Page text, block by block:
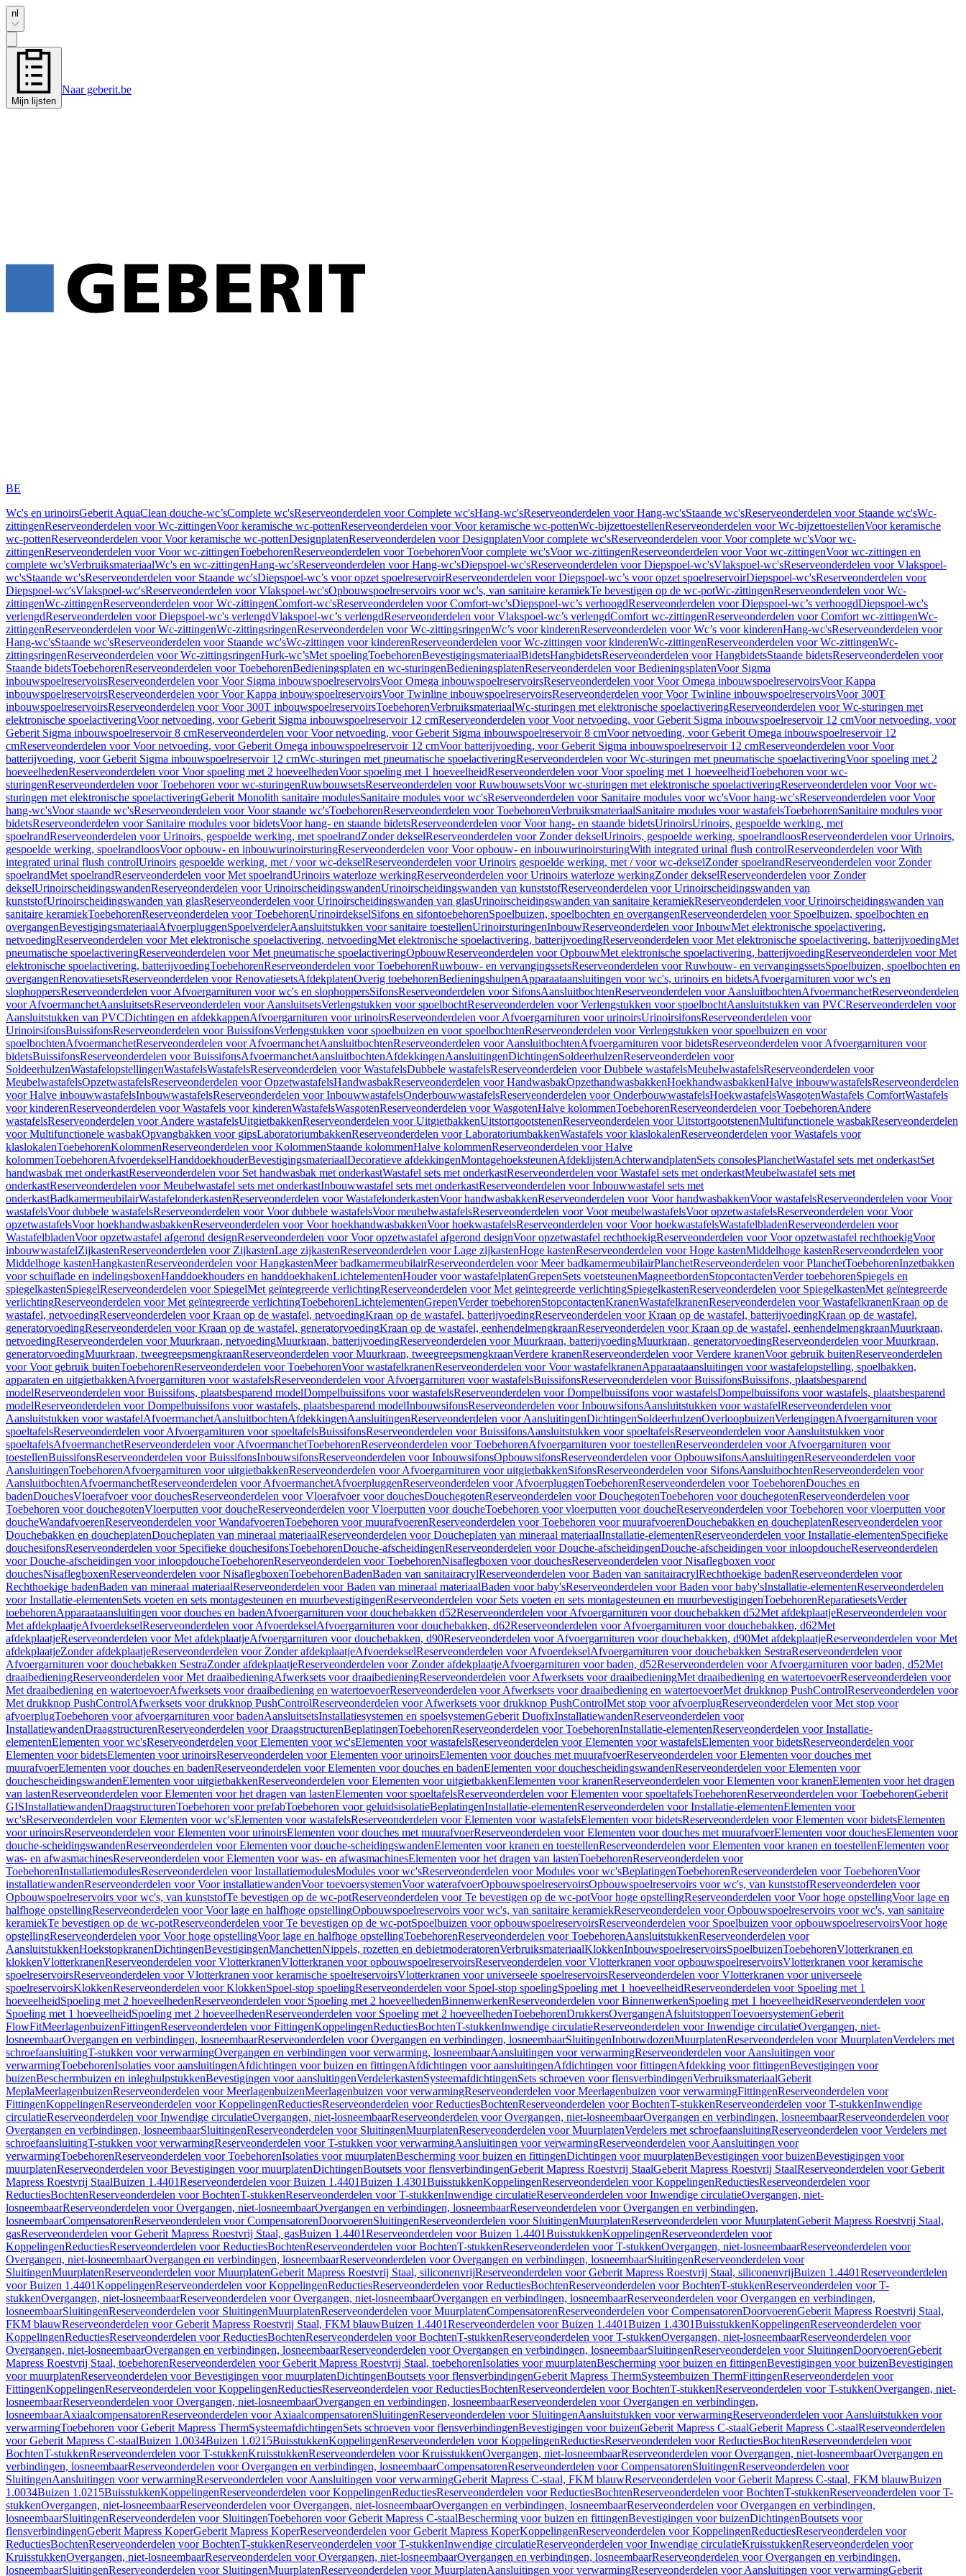
nl
Mijn lijsten
Naar geberit.be
BE
Wc's en urinoirsGeberit AquaClean douche-wc’sComplete wc'sReserveonderdelen voor Complete wc'sHang-wc'sReserveonderdelen voor Hang-wc'sStaande wc'sReserveonderdelen voor Staande wc'sWc-
zittingenReserveonderdelen voor Wc-zittingenVoor keramische wc-pottenReserveonderdelen voor Voor keramische wc-pottenWc-bijzettoestellenReserveonderdelen voor Wc-bijzettoestellenVoor keramische
wc-pottenReserveonderdelen voor Voor keramische wc-pottenDesignplatenReserveonderdelen voor DesignplatenVoor complete wc'sReserveonderdelen voor Voor complete wc'sVoor wc-
zittingenReserveonderdelen voor Voor wc-zittingenToebehorenReserveonderdelen voor ToebehorenVoor complete wc'sVoor wc-zittingenReserveonderdelen voor Voor wc-zittingenVoor wc-zittingen en
complete wc'sVerbruiksmateriaalWc's en wc-zittingenHang-wc'sReserveonderdelen voor Hang-wc'sDiepspoel-wc'sReserveonderdelen voor Diepspoel-wc'sVlakspoel-wc'sReserveonderdelen voor Vlakspoel-
wc'sStaande wc'sReserveonderdelen voor Staande wc'sDiepspoel-wc’s voor opzet spoelreservoirReserveonderdelen voor Diepspoel-wc’s voor opzet spoelreservoirDiepspoel-wc'sReserveonderdelen voor
Diepspoel-wc'sVlakspoel-wc'sReserveonderdelen voor Vlakspoel-wc'sOpbouwspoelreservoirs voor wc's, van sanitaire keramiekTe bevestigen op de wc-potWc-zittingenReserveonderdelen voor Wc-
zittingenWc-zittingenReserveonderdelen voor Wc-zittingenComfort-wc'sReserveonderdelen voor Comfort-wc'sDiepspoel-wc’s verhoogdReserveonderdelen voor Diepspoel-wc’s verhoogdDiepspoel-wc's
verlengdReserveonderdelen voor Diepspoel-wc's verlengdVlakspoel-wc’s verlengdReserveonderdelen voor Vlakspoel-wc’s verlengdComfort wc-zittingenReserveonderdelen voor Comfort wc-zittingenWc-
zittingenReserveonderdelen voor Wc-zittingenWc-zittingsringenReserveonderdelen voor Wc-zittingsringenWc’s voor kinderenReserveonderdelen voor Wc’s voor kinderenHang-wc'sReserveonderdelen voor
Hang-wc'sStaande wc'sReserveonderdelen voor Staande wc'sWc-zittingen voor kinderenReserveonderdelen voor Wc-zittingen voor kinderenWc-zittingenReserveonderdelen voor Wc-zittingenWc-
zittingsringenReserveonderdelen voor Wc-zittingsringenHurk-wc’sMet spoelingToebehorenBevestigingsmateriaalBidetsHangbidetsReserveonderdelen voor HangbidetsStaande bidetsReserveonderdelen voor
Staande bidetsToebehorenReserveonderdelen voor ToebehorenBedieningsplaten en wc-sturingenBedieningsplatenReserveonderdelen voor BedieningsplatenVoor Sigma
inbouwspoelreservoirsReserveonderdelen voor Voor Sigma inbouwspoelreservoirsVoor Omega inbouwspoelreservoirsReserveonderdelen voor Voor Omega inbouwspoelreservoirsVoor Kappa
inbouwspoelreservoirsReserveonderdelen voor Voor Kappa inbouwspoelreservoirsVoor Twinline inbouwspoelreservoirsReserveonderdelen voor Voor Twinline inbouwspoelreservoirsVoor 300T
inbouwspoelreservoirsReserveonderdelen voor Voor 300T inbouwspoelreservoirsToebehorenVerbruiksmateriaalWc-sturingen met elektronische spoelactiveringReserveonderdelen voor Wc-sturingen met
elektronische spoelactiveringVoor netvoeding, voor Geberit Sigma inbouwspoelreservoir 12 cmReserveonderdelen voor Voor netvoeding, voor Geberit Sigma inbouwspoelreservoir 12 cmVoor netvoeding, voor
Geberit Sigma inbouwspoelreservoir 8 cmReserveonderdelen voor Voor netvoeding, voor Geberit Sigma inbouwspoelreservoir 8 cmVoor netvoeding, voor Geberit Omega inbouwspoelreservoir 12
cmReserveonderdelen voor Voor netvoeding, voor Geberit Omega inbouwspoelreservoir 12 cmVoor batterijvoeding, voor Geberit Sigma inbouwspoelreservoir 12 cmReserveonderdelen voor Voor
batterijvoeding, voor Geberit Sigma inbouwspoelreservoir 12 cmWc-sturingen met pneumatische spoelactiveringReserveonderdelen voor Wc-sturingen met pneumatische spoelactiveringVoor spoeling met 2
hoeveelhedenReserveonderdelen voor Voor spoeling met 2 hoeveelhedenVoor spoeling met 1 hoeveelheidReserveonderdelen voor Voor spoeling met 1 hoeveelheidToebehoren voor wc-
sturingenReserveonderdelen voor Toebehoren voor wc-sturingenRuwbouwsetsReserveonderdelen voor RuwbouwsetsVoor wc-sturingen met elektronische spoelactiveringReserveonderdelen voor Voor wc-
sturingen met elektronische spoelactiveringGeberit Monolith sanitaire modulesSanitaire modules voor wc'sReserveonderdelen voor Sanitaire modules voor wc'sVoor hang-wc'sReserveonderdelen voor Voor
hang-wc'sVoor staande wc'sReserveonderdelen voor Voor staande wc'sToebehorenReserveonderdelen voor ToebehorenVerbruiksmateriaalSanitaire modules voor wastafelsToebehorenSanitaire modules voor
bidetsReserveonderdelen voor Sanitaire modules voor bidetsVoor hang- en staande bidetsReserveonderdelen voor Voor hang- en staande bidetsUrinoirsUrinoirs, gespoelde werking, met
spoelrandReserveonderdelen voor Urinoirs, gespoelde werking, met spoelrandZonder dekselReserveonderdelen voor Zonder dekselUrinoirs, gespoelde werking, spoelrandloosReserveonderdelen voor Urinoirs,
gespoelde werking, spoelrandloosVoor opbouw- en inbouwurinoirsturingReserveonderdelen voor Voor opbouw- en inbouwurinoirsturingWith integrated urinal flush controlReserveonderdelen voor With
integrated urinal flush controlUrinoirs gespoelde werking, met / voor wc-dekselReserveonderdelen voor Urinoirs gespoelde werking, met / voor wc-dekselZonder spoelrandReserveonderdelen voor Zonder
spoelrandMet spoelrandReserveonderdelen voor Met spoelrandUrinoirs waterloze werkingReserveonderdelen voor Urinoirs waterloze werkingZonder dekselReserveonderdelen voor Zonder
dekselUrinoirscheidingswandenReserveonderdelen voor UrinoirscheidingswandenUrinoirscheidingswanden van kunststofReserveonderdelen voor Urinoirscheidingswanden van
kunststofUrinoirscheidingswanden van glasReserveonderdelen voor Urinoirscheidingswanden van glasUrinoirscheidingswanden van sanitaire keramiekReserveonderdelen voor Urinoirscheidingswanden van
sanitaire keramiekToebehorenReserveonderdelen voor ToebehorenUrinoirdekselSifons en sifontoebehorenSpoelbuizen, spoelbochten en overgangenReserveonderdelen voor Spoelbuizen, spoelbochten en
overgangenBevestigingsmateriaalAfvoerpluggenSpoelverdelerAansluitstukken voor sanitaire toestellenUrinoirsturingenInbouwReserveonderdelen voor InbouwMet elektronische spoelactivering,
netvoedingReserveonderdelen voor Met elektronische spoelactivering, netvoedingMet elektronische spoelactivering, batterijvoedingReserveonderdelen voor Met elektronische spoelactivering, batterijvoedingMet
pneumatische spoelactiveringReserveonderdelen voor Met pneumatische spoelactiveringOpbouwReserveonderdelen voor OpbouwMet elektronische spoelactivering, batterijvoedingReserveonderdelen voor Met
elektronische spoelactivering, batterijvoedingToebehorenReserveonderdelen voor ToebehorenRuwbouw- en vervangingssetsReserveonderdelen voor Ruwbouw- en vervangingssetsSpoelbuizen, spoelbochten en
overgangenRenovatiesetsReserveonderdelen voor RenovatiesetsAfdekplatenOverig toebehorenBedieningshulpenApparaataansluitingen voor wc's, urinoirs en bidetsAfvoergarnituren voor wc's en
slophoppersReserveonderdelen voor Afvoergarnituren voor wc's en slophoppersSifonsReserveonderdelen voor SifonsAansluitbochtenReserveonderdelen voor AansluitbochtenAfvoermanchetReserveonderdelen
voor AfvoermanchetAansluitsetsReserveonderdelen voor AansluitsetsVerlengstukken voor spoelbochtReserveonderdelen voor Verlengstukken voor spoelbochtAansluitstukken van PVCReserveonderdelen voor
Aansluitstukken van PVCDichtingen en afdekkappenAfvoergarnituren voor urinoirsReserveonderdelen voor Afvoergarnituren voor urinoirsUrinoirsifonsReserveonderdelen voor
UrinoirsifonsBuissifonsReserveonderdelen voor BuissifonsVerlengstukken voor spoelbuizen en voor spoelbochtenReserveonderdelen voor Verlengstukken voor spoelbuizen en voor
spoelbochtenAfvoermanchetReserveonderdelen voor AfvoermanchetAansluitbochtenReserveonderdelen voor AansluitbochtenAfvoergarnituren voor bidetsReserveonderdelen voor Afvoergarnituren voor
bidetsBuissifonsReserveonderdelen voor BuissifonsAfvoermanchetAansluitbochtenAfdekkingenAansluitingenDichtingenSoldeerhulzenReserveonderdelen voor
SoldeerhulzenWastafelopstellingenWastafelsWastafelsReserveonderdelen voor WastafelsDubbele wastafelsReserveonderdelen voor Dubbele wastafelsMeubelwastafelsReserveonderdelen voor
MeubelwastafelsOpzetwastafelsReserveonderdelen voor OpzetwastafelsHandwasbakReserveonderdelen voor HandwasbakOpzethandwasbakkenHoekhandwasbakkenHalve inbouwwastafelsReserveonderdelen
voor Halve inbouwwastafelsInbouwwastafelsReserveonderdelen voor InbouwwastafelsOnderbouwwastafelsReserveonderdelen voor OnderbouwwastafelsHoekwastafelsWasgotenWastafels ComfortWastafels
voor kinderenReserveonderdelen voor Wastafels voor kinderenWastafelsWasgotenReserveonderdelen voor WasgotenHalve kolommenToebehorenReserveonderdelen voor ToebehorenAndere
wastafelsReserveonderdelen voor Andere wastafelsUitgietbakkenReserveonderdelen voor UitgietbakkenUitstortgootstenenReserveonderdelen voor UitstortgootstenenMultifunctionele wasbakReserveonderdelen
voor Multifunctionele wasbakOpvangbakken voor gipsLaboratoriumbakkenReserveonderdelen voor LaboratoriumbakkenWastafels voor klaslokalenReserveonderdelen voor Wastafels voor
klaslokalenToebehorenKolommenReserveonderdelen voor KolommenStaande kolommenHalve kolommenReserveonderdelen voor Halve
kolommenToebehorenAfvoerdekselHanddoekhouderBevestigingsmateriaalDecoratieve afdekkingenMontagehoeksteunenAfdeklijstenAchterwandplatenSets consolesPlanchetWastafel sets met onderkastSet
handwasbak met onderkastReserveonderdelen voor Set handwasbak met onderkastWastafel sets met onderkastReserveonderdelen voor Wastafel sets met onderkastMeubelwastafel sets met
onderkastReserveonderdelen voor Meubelwastafel sets met onderkastInbouwwastafel sets met onderkastReserveonderdelen voor Inbouwwastafel sets met
onderkastBadkamermeubilairWastafelonderkastenReserveonderdelen voor WastafelonderkastenVoor handwasbakkenReserveonderdelen voor Voor handwasbakkenVoor wastafelsReserveonderdelen voor Voor
wastafelsVoor dubbele wastafelsReserveonderdelen voor Voor dubbele wastafelsVoor meubelwastafelsReserveonderdelen voor Voor meubelwastafelsVoor opzetwastafelsReserveonderdelen voor Voor
opzetwastafelsVoor hoekhandwasbakkenReserveonderdelen voor Voor hoekhandwasbakkenVoor hoekwastafelsReserveonderdelen voor Voor hoekwastafelsWastafelbladenReserveonderdelen voor
WastafelbladenVoor opzetwastafel afgerond designReserveonderdelen voor Voor opzetwastafel afgerond designVoor opzetwastafel rechthoekigReserveonderdelen voor Voor opzetwastafel rechthoekigVoor
inbouwwastafelZijkastenReserveonderdelen voor ZijkastenLage zijkastenReserveonderdelen voor Lage zijkastenHoge kastenReserveonderdelen voor Hoge kastenMiddelhoge kastenReserveonderdelen voor
Middelhoge kastenHangkastenReserveonderdelen voor HangkastenMeer badkamermeubilairReserveonderdelen voor Meer badkamermeubilairPlanchetReserveonderdelen voor PlanchetToebehorenInzetbakken
voor schuiflade en indelingsboxenHanddoekhouders en handdoekhakenLichtelementenHouder voor wastafelplatenGrepenSets voetsteunenMagneetbordenStopcontactenVerder toebehorenSpiegels en
spiegelkastenSpiegelReserveonderdelen voor SpiegelMet geïntegreerde verlichtingReserveonderdelen voor Met geïntegreerde verlichtingSpiegelkastenReserveonderdelen voor SpiegelkastenMet geïntegreerde
verlichtingReserveonderdelen voor Met geïntegreerde verlichtingToebehorenLichtelementenGrepenVerder toebehorenStopcontactenKranenWastafelkranenReserveonderdelen voor WastafelkranenKraan op de
wastafel, netvoedingReserveonderdelen voor Kraan op de wastafel, netvoedingKraan op de wastafel, batterijvoedingReserveonderdelen voor Kraan op de wastafel, batterijvoedingKraan op de wastafel,
generatorvoedingReserveonderdelen voor Kraan op de wastafel, generatorvoedingKraan op de wastafel, eenhendelmengkraanReserveonderdelen voor Kraan op de wastafel, eenhendelmengkraanMuurkraan,
netvoedingReserveonderdelen voor Muurkraan, netvoedingMuurkraan, batterijvoedingReserveonderdelen voor Muurkraan, batterijvoedingMuurkraan, generatorvoedingReserveonderdelen voor Muurkraan,
generatorvoedingMuurkraan, tweegreepsmengkraanReserveonderdelen voor Muurkraan, tweegreepsmengkraanVerdere kranenReserveonderdelen voor Verdere kranenVoor gebruik buitenReserveonderdelen
voor Voor gebruik buitenToebehorenReserveonderdelen voor ToebehorenVoor wastafelkranenReserveonderdelen voor Voor wastafelkranenApparaataansluitingen voor wastafelopstelling, spoelbakken,
apparaten en uitgietbakkenAfvoergarnituren voor wastafelsReserveonderdelen voor Afvoergarnituren voor wastafelsBuissifonsReserveonderdelen voor BuissifonsBuissifons, plaatsbesparend
modelReserveonderdelen voor Buissifons, plaatsbesparend modelDompelbuissifons voor wastafelsReserveonderdelen voor Dompelbuissifons voor wastafelsDompelbuissifons voor wastafels, plaatsbesparend
modelReserveonderdelen voor Dompelbuissifons voor wastafels, plaatsbesparend modelInbouwsifonsReserveonderdelen voor InbouwsifonsAansluitstukken voor wastafelReserveonderdelen voor
Aansluitstukken voor wastafelAfvoermanchetAansluitbochtenAfdekkingenAansluitingenReserveonderdelen voor AansluitingenDichtingenSoldeerhulzenOverloopbuizenVerlengingenAfvoergarnituren voor
spoeltafelsReserveonderdelen voor Afvoergarnituren voor spoeltafelsBuissifonsReserveonderdelen voor BuissifonsAansluitstukken voor spoeltafelsReserveonderdelen voor Aansluitstukken voor
spoeltafelsAfvoermanchetReserveonderdelen voor AfvoermanchetToebehorenReserveonderdelen voor ToebehorenAfvoergarnituren voor toestellenReserveonderdelen voor Afvoergarnituren voor
toestellenBuissifonsReserveonderdelen voor BuissifonsInbouwsifonsReserveonderdelen voor InbouwsifonsOpbouwsifonsReserveonderdelen voor OpbouwsifonsAansluitingenReserveonderdelen voor
AansluitingenToebehorenAfvoergarnituren voor uitgietbakkenReserveonderdelen voor Afvoergarnituren voor uitgietbakkenSifonsReserveonderdelen voor SifonsAansluitbochtenReserveonderdelen voor
AansluitbochtenAfvoermanchetReserveonderdelen voor AfvoermanchetAfvoerpluggenReserveonderdelen voor AfvoerpluggenToebehorenReserveonderdelen voor ToebehorenDouches en
badenDouchesVloerafvoer voor douchesReserveonderdelen voor Vloerafvoer voor douchesDouchegotenReserveonderdelen voor DouchegotenToebehoren voor douchegotenReserveonderdelen voor
Toebehoren voor douchegotenVloerputten voor doucheReserveonderdelen voor Vloerputten voor doucheToebehoren voor vloerputten voor doucheReserveonderdelen voor Toebehoren voor vloerputten voor
doucheWandafvoerenReserveonderdelen voor WandafvoerenToebehoren voor muurafvoerenReserveonderdelen voor Toebehoren voor muurafvoerenDouchebakken en doucheplatenReserveonderdelen voor
Douchebakken en doucheplatenDoucheplaten van mineraal materiaalReserveonderdelen voor Doucheplaten van mineraal materiaalInstallatie-elementenReserveonderdelen voor Installatie-elementenSpecifieke
douchesifonsReserveonderdelen voor Specifieke douchesifonsToebehorenDouche-afscheidingenReserveonderdelen voor Douche-afscheidingenDouche-afscheidingen voor inloopdoucheReserveonderdelen
voor Douche-afscheidingen voor inloopdoucheToebehorenReserveonderdelen voor ToebehorenNisaflegboxen voor douchesReserveonderdelen voor Nisaflegboxen voor
douchesNisaflegboxenReserveonderdelen voor NisaflegboxenToebehorenBadenBaden van sanitairacrylReserveonderdelen voor Baden van sanitairacrylRechthoekige badenReserveonderdelen voor
Rechthoekige badenBaden van mineraal materiaalReserveonderdelen voor Baden van mineraal materiaalBaden voor baby'sReserveonderdelen voor Baden voor baby'sInstallatie-elementenReserveonderdelen
voor Installatie-elementenSets voeten en sets montagesteunen en muurbevestigingenReserveonderdelen voor Sets voeten en sets montagesteunen en muurbevestigingenToebehorenReparatiesetsVerder
toebehorenApparaataansluitingen voor douches en badenAfvoergarnituren voor douchebakken d52Reserveonderdelen voor Afvoergarnituren voor douchebakken d52Met afdekplaatjeReserveonderdelen voor
Met afdekplaatjeAfvoerdekselReserveonderdelen voor AfvoerdekselAfvoergarnituren voor douchebakken, d62Reserveonderdelen voor Afvoergarnituren voor douchebakken, d62Met
afdekplaatjeReserveonderdelen voor Met afdekplaatjeAfvoergarnituren voor douchebakken, d90Reserveonderdelen voor Afvoergarnituren voor douchebakken, d90Met afdekplaatjeReserveonderdelen voor Met
afdekplaatjeZonder afdekplaatjeReserveonderdelen voor Zonder afdekplaatjeAfvoerdekselReserveonderdelen voor AfvoerdekselAfvoergarnituren voor douchebakken SestraReserveonderdelen voor
Afvoergarnituren voor douchebakken SestraZonder afdekplaatjeReserveonderdelen voor Zonder afdekplaatjeAfvoergarnituren voor baden, d52Reserveonderdelen voor Afvoergarnituren voor baden, d52Met
draaibedieningReserveonderdelen voor Met draaibedieningAfwerksets voor draaibedieningReserveonderdelen voor Afwerksets voor draaibedieningMet draaibediening en watertoevoerReserveonderdelen voor
Met draaibediening en watertoevoerAfwerksets voor draaibediening en watertoevoerReserveonderdelen voor Afwerksets voor draaibediening en watertoevoerMet drukknop PushControlReserveonderdelen voor
Met drukknop PushControlAfwerksets voor drukknop PushControlReserveonderdelen voor Afwerksets voor drukknop PushControlMet stop voor afvoerplugReserveonderdelen voor Met stop voor
afvoerplugToebehoren voor afvoergarnituren voor badenAansluitsetsInstallatiesystemen en spoelsystemenGeberit DuofixInstallatiewandenReserveonderdelen voor
InstallatiewandenDraagstructurenReserveonderdelen voor DraagstructurenBeplatingenToebehorenReserveonderdelen voor ToebehorenInstallatie-elementenReserveonderdelen voor Installatie-
elementenElementen voor wc'sReserveonderdelen voor Elementen voor wc'sElementen voor wastafelsReserveonderdelen voor Elementen voor wastafelsElementen voor bidetsReserveonderdelen voor
Elementen voor bidetsElementen voor urinoirsReserveonderdelen voor Elementen voor urinoirsElementen voor douches met muurafvoerReserveonderdelen voor Elementen voor douches met
muurafvoerElementen voor douches en badenReserveonderdelen voor Elementen voor douches en badenElementen voor douchescheidingswandenReserveonderdelen voor Elementen voor
douchescheidingswandenElementen voor uitgietbakkenReserveonderdelen voor Elementen voor uitgietbakkenElementen voor kranenReserveonderdelen voor Elementen voor kranenElementen voor het dragen
van lastenReserveonderdelen voor Elementen voor het dragen van lastenElementen voor spoeltafelsReserveonderdelen voor Elementen voor spoeltafelsToebehorenReserveonderdelen voor ToebehorenGeberit
GISInstallatiewandenDraagstructurenToebehoren voor prefabToebehoren voor geluidsisolatieBeplatingenInstallatie-elementenReserveonderdelen voor Installatie-elementenElementen voor
wc'sReserveonderdelen voor Elementen voor wc'sElementen voor wastafelsReserveonderdelen voor Elementen voor wastafelsElementen voor bidetsReserveonderdelen voor Elementen voor bidetsElementen
voor urinoirsReserveonderdelen voor Elementen voor urinoirsElementen voor douches met muurafvoerReserveonderdelen voor Elementen voor douches met muurafvoerElementen voor douchesElementen voor
douche-scheidingswandenReserveonderdelen voor Elementen voor douche-scheidingswandenElementen voor kranen en toestellenReserveonderdelen voor Elementen voor kranen en toestellenElementen voor
was- en afwasmachinesReserveonderdelen voor Elementen voor was- en afwasmachinesElementen voor het dragen van lastenToebehorenReserveonderdelen voor
ToebehorenInstallatiemodulesReserveonderdelen voor InstallatiemodulesModules voor wc'sReserveonderdelen voor Modules voor wc'sBeplatingenToebehorenReserveonderdelen voor ToebehorenVoor
installatiewandenReserveonderdelen voor Voor installatiewandenVoor toevoersystemenVoor waterafvoerOpbouwspoelreservoirsOpbouwspoelreservoirs voor wc's, van kunststofReserveonderdelen voor
Opbouwspoelreservoirs voor wc's, van kunststofTe bevestigen op de wc-potReserveonderdelen voor Te bevestigen op de wc-potVoor hoge opstellingReserveonderdelen voor Voor hoge opstellingVoor lage en
halfhoge opstellingReserveonderdelen voor Voor lage en halfhoge opstellingOpbouwspoelreservoirs voor wc's, van sanitaire keramiekReserveonderdelen voor Opbouwspoelreservoirs voor wc's, van sanitaire
keramiekTe bevestigen op de wc-potReserveonderdelen voor Te bevestigen op de wc-potSpoelbuizen voor opbouwspoelreservoirsReserveonderdelen voor Spoelbuizen voor opbouwspoelreservoirsVoor hoge
opstellingReserveonderdelen voor Voor hoge opstellingVoor lage en halfhoge opstellingToebehorenReserveonderdelen voor ToebehorenAansluitstukkenReserveonderdelen voor
AansluitstukkenHoekstopkranenDichtingenBevestigingenManchettenNippels, rozetten en debietmoderatorenVerbruiksmateriaalKlokkenInbouwspoelreservoirsSpoelbuizenToebehorenVlotterkranen en
klokkenVlotterkranenReserveonderdelen voor VlotterkranenVlotterkranen voor opbouwspoelreservoirsReserveonderdelen voor Vlotterkranen voor opbouwspoelreservoirsVlotterkranen voor keramische
spoelreservoirsReserveonderdelen voor Vlotterkranen voor keramische spoelreservoirsVlotterkranen voor universeele spoelreservoirsReserveonderdelen voor Vlotterkranen voor universeele
spoelreservoirsKlokkenReserveonderdelen voor KlokkenSpoel-stop spoelingReserveonderdelen voor Spoel-stop spoelingSpoeling met 1 hoeveelheidReserveonderdelen voor Spoeling met 1
hoeveelheidSpoeling met 2 hoeveelhedenReserveonderdelen voor Spoeling met 2 hoeveelhedenBinnenwerkenReserveonderdelen voor BinnenwerkenSpoeling met 1 hoeveelheidReserveonderdelen voor
Spoeling met 1 hoeveelheidSpoeling met 2 hoeveelhedenReserveonderdelen voor Spoeling met 2 hoeveelhedenToebehorenDrukkersOvergangenAfsluitstoppenToevoersystemenGeberit
FlowFitMeerlagenbuizenFittingenReserveonderdelen voor FittingenKoppelingenReductiesBochtenT-stukkenInwendige circulatieReserveonderdelen voor Inwendige circulatieOvergangen, niet-
losneembaarOvergangen en verbindingen, losneembaarReserveonderdelen voor Overgangen en verbindingen, losneembaarSluitingenInbouwdozenMuurplatenReserveonderdelen voor MuurplatenVerdelers met
schroefaansluitingT-stukken voor verwarmingOvergangen en verbindingen voor verwarming, losneembaarAansluitingen voor verwarmingReserveonderdelen voor Aansluitingen voor
verwarmingToebehorenIsolaties voor aansluitingenAfdichtingen voor buizen en fittingenAfdichtingen voor aansluitingenAfdichtingen voor fittingenAfdekking voor fittingenBevestigingen voor
buizenBeschermbuizen en inleghulpstukkenBevestigingen voor aansluitingenVerdelerkastenSysteemafdichtingenSets schroeven voor flensverbindingenVerbruiksmateriaalGeberit
MeplaMeerlagenbuizenReserveonderdelen voor MeerlagenbuizenMeerlagenbuizen voor verwarmingReserveonderdelen voor Meerlagenbuizen voor verwarmingFittingenReserveonderdelen voor
FittingenKoppelingenReserveonderdelen voor KoppelingenReductiesReserveonderdelen voor ReductiesBochtenReserveonderdelen voor BochtenT-stukkenReserveonderdelen voor T-stukkenInwendige
circulatieReserveonderdelen voor Inwendige circulatieOvergangen, niet-losneembaarReserveonderdelen voor Overgangen, niet-losneembaarOvergangen en verbindingen, losneembaarReserveonderdelen voor
Overgangen en verbindingen, losneembaarSluitingenReserveonderdelen voor SluitingenMuurplatenReserveonderdelen voor MuurplatenVerdelers met schroefaansluitingReserveonderdelen voor Verdelers met
schroefaansluitingT-stukken voor verwarmingReserveonderdelen voor T-stukken voor verwarmingAansluitingen voor verwarmingReserveonderdelen voor Aansluitingen voor
verwarmingToebehorenReserveonderdelen voor ToebehorenIsolaties voor muurplatenBescherming voor buizen en fittingenDichtingen voor muurplatenBevestigingen voor buizenBevestigingen voor
muurplatenReserveonderdelen voor Bevestigingen voor muurplatenDichtingenBoutsets voor flensverbindingenGeberit Mapress Roestvrij StaalGeberit Mapress Roestvrij StaalReserveonderdelen voor Geberit
Mapress Roestvrij StaalBuizen 1.4401Reserveonderdelen voor Buizen 1.4401Buizen 1.4301BuisstukkenKoppelingenReserveonderdelen voor KoppelingenReductiesReserveonderdelen voor
ReductiesBochtenReserveonderdelen voor BochtenT-stukkenReserveonderdelen voor T-stukkenInwendige circulatieReserveonderdelen voor Inwendige circulatieOvergangen, niet-
losneembaarReserveonderdelen voor Overgangen, niet-losneembaarOvergangen en verbindingen, losneembaarReserveonderdelen voor Overgangen en verbindingen,
losneembaarCompensatorenReserveonderdelen voor CompensatorenDoorvoerenSluitingenReserveonderdelen voor SluitingenMuurplatenReserveonderdelen voor MuurplatenGeberit Mapress Roestvrij Staal,
gasReserveonderdelen voor Geberit Mapress Roestvrij Staal, gasBuizen 1.4401Reserveonderdelen voor Buizen 1.4401BuisstukkenKoppelingenReserveonderdelen voor
KoppelingenReductiesReserveonderdelen voor ReductiesBochtenReserveonderdelen voor BochtenT-stukkenReserveonderdelen voor T-stukkenOvergangen, niet-losneembaarReserveonderdelen voor
Overgangen, niet-losneembaarOvergangen en verbindingen, losneembaarReserveonderdelen voor Overgangen en verbindingen, losneembaarSluitingenReserveonderdelen voor
SluitingenMuurplatenReserveonderdelen voor MuurplatenGeberit Mapress Roestvrij Staal, siliconenvrijReserveonderdelen voor Geberit Mapress Roestvrij Staal, siliconenvrijBuizen 1.4401Reserveonderdelen
voor Buizen 1.4401KoppelingenReserveonderdelen voor KoppelingenReductiesReserveonderdelen voor ReductiesBochtenReserveonderdelen voor BochtenT-stukkenReserveonderdelen voor T-
stukkenOvergangen, niet-losneembaarReserveonderdelen voor Overgangen, niet-losneembaarOvergangen en verbindingen, losneembaarReserveonderdelen voor Overgangen en verbindingen,
losneembaarSluitingenReserveonderdelen voor SluitingenMuurplatenReserveonderdelen voor MuurplatenCompensatorenReserveonderdelen voor CompensatorenDoorvoerenGeberit Mapress Roestvrij Staal,
FKM blauwReserveonderdelen voor Geberit Mapress Roestvrij Staal, FKM blauwBuizen 1.4401Reserveonderdelen voor Buizen 1.4401Buizen 1.4301BuisstukkenKoppelingenReserveonderdelen voor
KoppelingenReductiesReserveonderdelen voor ReductiesBochtenReserveonderdelen voor BochtenT-stukkenReserveonderdelen voor T-stukkenOvergangen, niet-losneembaarReserveonderdelen voor
Overgangen, niet-losneembaarOvergangen en verbindingen, losneembaarReserveonderdelen voor Overgangen en verbindingen, losneembaarSluitingenReserveonderdelen voor SluitingenDoorvoerenGeberit
Mapress Roestvrij Staal, toebehorenReserveonderdelen voor Geberit Mapress Roestvrij Staal, toebehorenIsolaties voor muurplatenBescherming voor buizen en fittingenBevestigingen voor buizenBevestigingen
voor muurplatenReserveonderdelen voor Bevestigingen voor muurplatenDichtingenBoutsets voor flensverbindingenGeberit Mapress ThermSysteembuizen ThermFittingenReserveonderdelen voor
FittingenKoppelingenReserveonderdelen voor KoppelingenReductiesReserveonderdelen voor ReductiesBochtenReserveonderdelen voor BochtenT-stukkenReserveonderdelen voor T-stukkenOvergangen, niet-
losneembaarReserveonderdelen voor Overgangen, niet-losneembaarOvergangen en verbindingen, losneembaarReserveonderdelen voor Overgangen en verbindingen,
losneembaarAxiaalcompensatorenReserveonderdelen voor AxiaalcompensatorenSluitingenReserveonderdelen voor SluitingenAansluitstukken voor verwarmingReserveonderdelen voor Aansluitstukken voor
verwarmingToebehoren voor Geberit Mapress ThermSysteemafdichtingenSets schroeven voor flensverbindingenBevestigingen voor buizenGeberit Mapress C-staalGeberit Mapress C-staalReserveonderdelen
voor Geberit Mapress C-staalBuizen 1.0034Buizen 1.0215BuisstukkenKoppelingenReserveonderdelen voor KoppelingenReductiesReserveonderdelen voor ReductiesBochtenReserveonderdelen voor
BochtenT-stukkenReserveonderdelen voor T-stukkenKruisstukkenReserveonderdelen voor KruisstukkenOvergangen, niet-losneembaarReserveonderdelen voor Overgangen, niet-losneembaarOvergangen en
verbindingen, losneembaarReserveonderdelen voor Overgangen en verbindingen, losneembaarCompensatorenReserveonderdelen voor CompensatorenSluitingenReserveonderdelen voor
SluitingenAansluitingen voor verwarmingReserveonderdelen voor Aansluitingen voor verwarmingGeberit Mapress C-staal, FKM blauwReserveonderdelen voor Geberit Mapress C-staal, FKM blauwBuizen
1.0034Buizen 1.0215BuisstukkenKoppelingenReserveonderdelen voor KoppelingenReductiesReserveonderdelen voor ReductiesBochtenReserveonderdelen voor BochtenT-stukkenReserveonderdelen voor T-
stukkenOvergangen, niet-losneembaarReserveonderdelen voor Overgangen, niet-losneembaarOvergangen en verbindingen, losneembaarReserveonderdelen voor Overgangen en verbindingen,
losneembaarSluitingenReserveonderdelen voor SluitingenToebehoren voor Geberit Mapress C-staalBescherming voor buizen en fittingenBevestigingen voor buizenDichtingenBoutsets voor
flensverbindingenGeberit Mapress KoperGeberit Mapress KoperReserveonderdelen voor Geberit Mapress KoperKoppelingenReserveonderdelen voor KoppelingenReductiesReserveonderdelen voor
ReductiesBochtenReserveonderdelen voor BochtenT-stukkenReserveonderdelen voor T-stukkenInwendige circulatieReserveonderdelen voor Inwendige circulatieKruisstukkenReserveonderdelen voor
KruisstukkenOvergangen, niet-losneembaarReserveonderdelen voor Overgangen, niet-losneembaarOvergangen en verbindingen, losneembaarReserveonderdelen voor Overgangen en verbindingen,
losneembaarSluitingenReserveonderdelen voor SluitingenMuurplatenReserveonderdelen voor MuurplatenAansluitingen voor verwarmingReserveonderdelen voor Aansluitingen voor verwarmingGeberit